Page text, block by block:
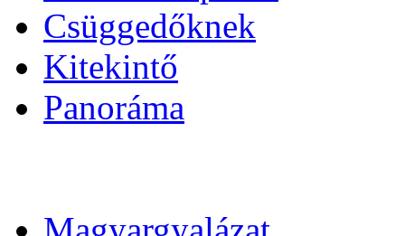
Csüggedőknek
Kitekintő
Panoráma